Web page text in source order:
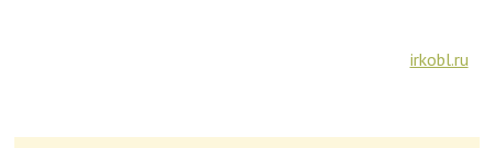
irkobl.ru